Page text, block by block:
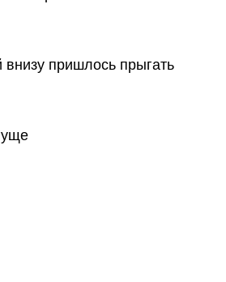
внизу пришлось прыгать